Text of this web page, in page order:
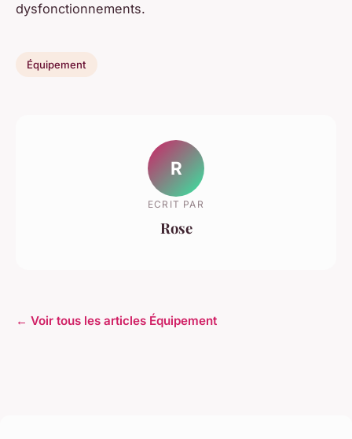
dysfonctionnements.
Équipement
R
ECRIT PAR
Rose
← Voir tous les articles Équipement